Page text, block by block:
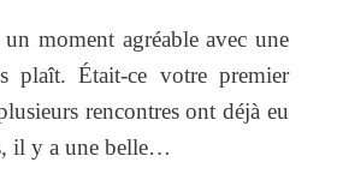
un moment agréable avec une
plaît. Était-ce votre premier
rencontres ont déjà eu
il y a une belle…